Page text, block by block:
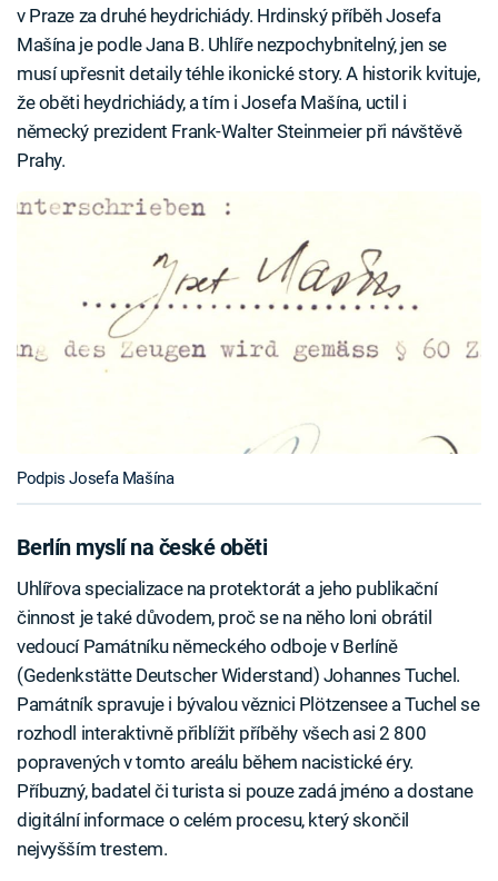
v Praze za druhé heydrichiády. Hrdinský příběh Josefa
Mašína je podle Jana B. Uhlíře nezpochybnitelný, jen se
musí upřesnit detaily téhle ikonické story. A historik kvituje,
že oběti heydrichiády, a tím i Josefa Mašína, uctil i
německý prezident Frank-Walter Steinmeier při návštěvě
Prahy.
Podpis Josefa Mašína
Berlín myslí na české oběti
Uhlířova specializace na protektorát a jeho publikační
činnost je také důvodem, proč se na něho loni obrátil
vedoucí Památníku německého odboje v Berlíně
(Gedenkstätte Deutscher Widerstand) Johannes Tuchel.
Památník spravuje i bývalou věznici Plötzensee a Tuchel se
rozhodl interaktivně přiblížit příběhy všech asi 2 800
popravených v tomto areálu během nacistické éry.
Příbuzný, badatel či turista si pouze zadá jméno a dostane
digitální informace o celém procesu, který skončil
nejvyšším trestem.